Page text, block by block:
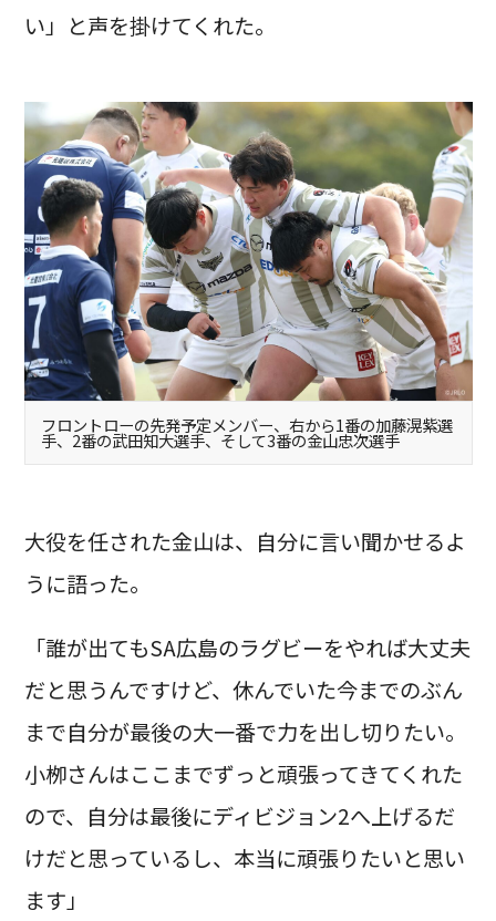
い」と声を掛けてくれた。
フロントローの先発予定メンバー、右から1番の加藤滉紫選
手、2番の武田知大選手、そして3番の金山忠次選手
大役を任された金山は、自分に言い聞かせるよ
うに語った。
「誰が出てもSA広島のラグビーをやれば大丈夫
だと思うんですけど、休んでいた今までのぶん
まで自分が最後の大一番で力を出し切りたい。
小栁さんはここまでずっと頑張ってきてくれた
ので、自分は最後にディビジョン2へ上げるだ
けだと思っているし、本当に頑張りたいと思い
ます」